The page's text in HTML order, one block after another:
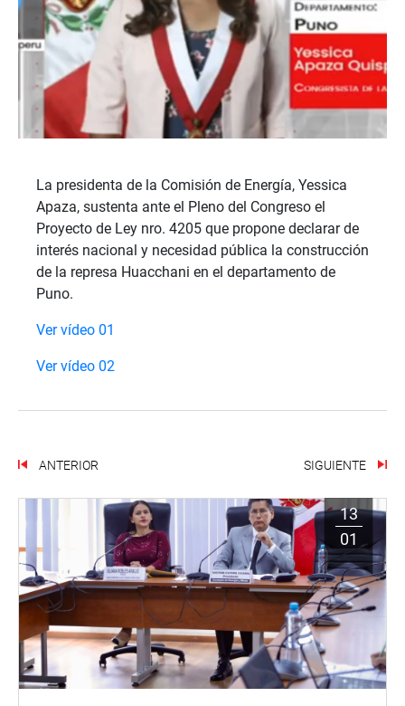
La presidenta de la Comisión de Energía, Yessica
Apaza, sustenta ante el Pleno del Congreso el
Proyecto de Ley nro. 4205 que propone declarar de
interés nacional y necesidad pública la construcción
de la represa Huacchani en el departamento de
Puno.
Ver vídeo 01
Ver vídeo 02
ANTERIOR SIGUIENTE
13
01